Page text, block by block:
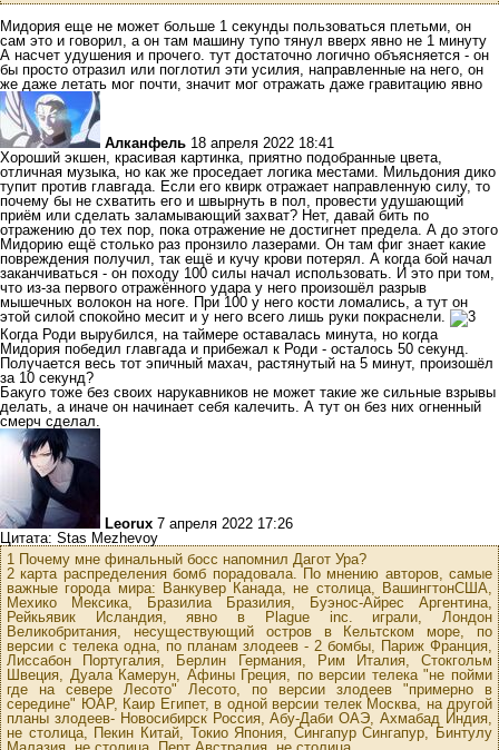
Мидория еще не может больше 1 секунды пользоваться плетьми, он
сам это и говорил, а он там машину тупо тянул вверх явно не 1 минуту
А насчет удушения и прочего. тут достаточно логично объясняется - он
бы просто отразил или поглотил эти усилия, направленные на него, он
же даже летать мог почти, значит мог отражать даже гравитацию явно
Алканфель 18 апреля 2022 18:41
Хороший экшен, красивая картинка, приятно подобранные цвета,
отличная музыка, но как же проседает логика местами. Мильдония дико
тупит против главгада. Если его квирк отражает направленную силу, то
почему бы не схватить его и швырнуть в пол, провести удушающий
приём или сделать заламывающий захват? Нет, давай бить по
отражению до тех пор, пока отражение не достигнет предела. А до этого
Мидорию ещё столько раз пронзило лазерами. Он там фиг знает какие
повреждения получил, так ещё и кучу крови потерял. А когда бой начал
заканчиваться - он походу 100 силы начал использовать. И это при том,
что из-за первого отражённого удара у него произошёл разрыв
мышечных волокон на ноге. При 100 у него кости ломались, а тут он
этой силой спокойно месит и у него всего лишь руки покраснели.
Когда Роди вырубился, на таймере оставалась минута, но когда
Мидория победил главгада и прибежал к Роди - осталось 50 секунд.
Получается весь тот эпичный махач, растянутый на 5 минут, произошёл
за 10 секунд?
Бакуго тоже без своих нарукавников не может такие же сильные взрывы
делать, а иначе он начинает себя калечить. А тут он без них огненный
смерч сделал.
Leorux 7 апреля 2022 17:26
Цитата: Stas Mezhevoy
1 Почему мне финальный босс напомнил Дагот Ура?
2 карта распределения бомб порадовала. По мнению авторов, самые
важные города мира: Ванкувер Канада, не столица, ВашингтонСША,
Мехико Мексика, Бразилиа Бразилия, Буэнос-Айрес Аргентина,
Рейкьявик Исландия, явно в Plague inc. играли, Лондон
Великобритания, несуществующий остров в Кельтском море, по
версии с телека одна, по планам злодеев - 2 бомбы, Париж Франция,
Лиссабон Португалия, Берлин Германия, Рим Италия, Стокгольм
Швеция, Дуала Камерун, Афины Греция, по версии телека "не пойми
где на севере Лесото" Лесото, по версии злодеев "примерно в
середине" ЮАР, Каир Египет, в одной версии телек Москва, на другой
планы злодеев- Новосибирск Россия, Абу-Даби ОАЭ, Ахмабад Индия,
не столица, Пекин Китай, Токио Япония, Сингапур Сингапур, Бинтулу